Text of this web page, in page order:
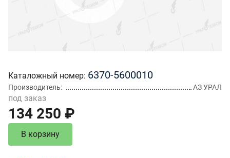
Каталожный номер 6370-5600010
Производитель АЗ УРАЛ
под заказ
134 250 ₽
В корзину